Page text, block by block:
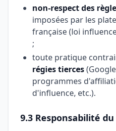
non-respect des
imposées par les
française (loi
;
toute pratique
régies tierces
programmes
d'influence, etc.).
9.3 Responsabilité